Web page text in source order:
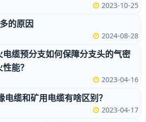
2023-10-25
的原因
2024-08-28
电缆预分支如何保障分支头的气密
能？
2023-04-16
电缆和矿用电缆有啥区别？
2023-04-17